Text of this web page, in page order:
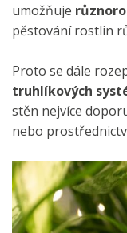
umožňuje
pěstování rostlin
Proto se dále
truhlíkových
stěn nejvíce
nebo